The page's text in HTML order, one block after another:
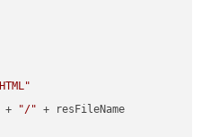
+
"/" + resFileName